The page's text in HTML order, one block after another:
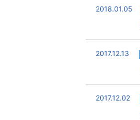
2018.01.05
2017.12.13
2017.12.02